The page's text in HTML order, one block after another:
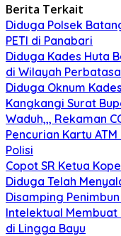
Berita Terkait
Diduga Polsek
PETI di Panabari
Diduga Kades Huta
di Wilayah
Diduga Oknum
Kangkangi Surat
Waduh,,, Rekaman
Pencurian Kartu
Polisi
Copot SR Ketua
Diduga Telah
Disamping
Intelektual Membuat
di Lingga Bayu